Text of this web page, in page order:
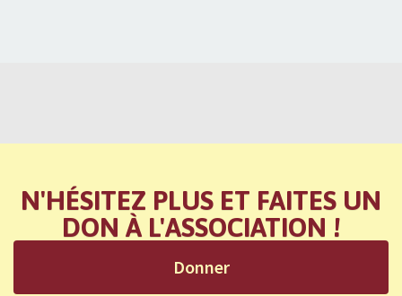
N'HÉSITEZ PLUS ET FAITES UN
DON À L'ASSOCIATION !
Donner